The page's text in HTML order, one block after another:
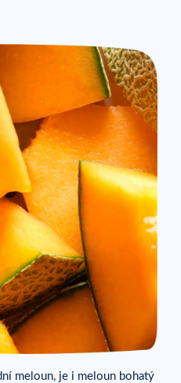
meloun, je i meloun bohatý